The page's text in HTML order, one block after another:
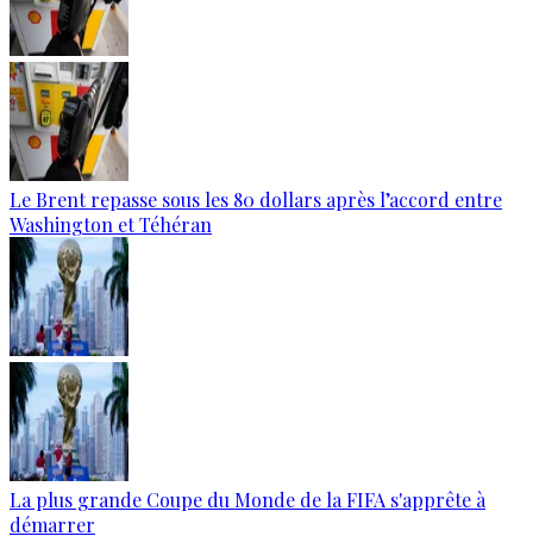
Le Brent repasse sous les 80 dollars après l’accord entre
Washington et Téhéran
La plus grande Coupe du Monde de la FIFA s'apprête à
démarrer